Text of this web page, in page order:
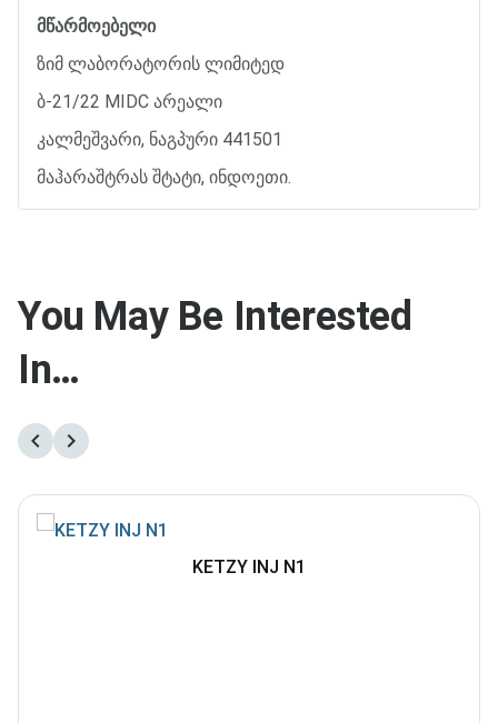
მწარმოებელი
ზიმ ლაბორატორის ლიმიტედ
ბ-21/22 MIDC არეალი
კალმეშვარი, ნაგპური 441501
მაჰარაშტრას შტატი, ინდოეთი.
You May Be Interested
In…
KETZY INJ N1